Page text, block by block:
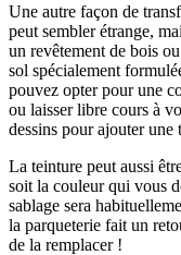
Une autre façon de
peut sembler étrange,
un revêtement de bois
sol spécialement
pouvez opter pour une
ou laisser libre cours à
dessins pour ajouter une
La teinture peut aussi
soit la couleur qui vous
sablage sera
la parqueterie fait un
de la remplacer !